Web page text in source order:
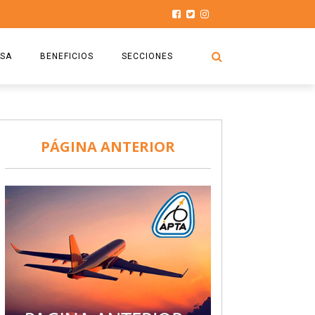
BENEFICIOS
COMISIÓN
SECCIONES
SEGURIDAD AÉREA
TURISMO Y RECREACIÓN
VIDEOS
PÁGINA ANTERIOR